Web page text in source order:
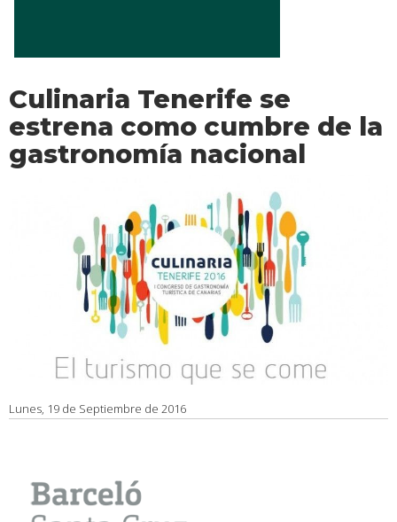
Culinaria Tenerife se
estrena como cumbre de la
gastronomía nacional
Lunes, 19 de Septiembre de 2016